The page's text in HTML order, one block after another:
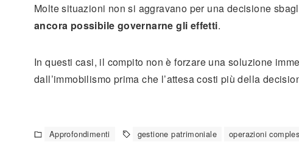
Molte situazioni non si aggravano per una decisione
ancora possibile governarne gli effetti.
In questi casi, il compito non è forzare una soluzione
dall’immobilismo prima che l’attesa costi più della
Approfondimenti gestione patrimoniale operazioni